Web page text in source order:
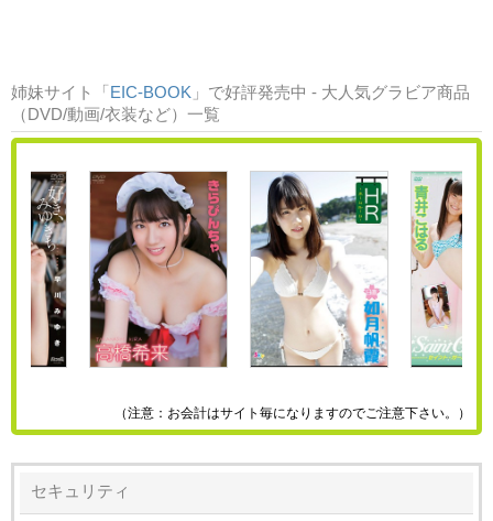
姉妹サイト「EIC-BOOK 」で好評発売中 - 大人気グラビア商品
（DVD/動画/衣装など）一覧
（注意：お会計はサイト毎になりますのでご注意下さい。）
セキュリティ